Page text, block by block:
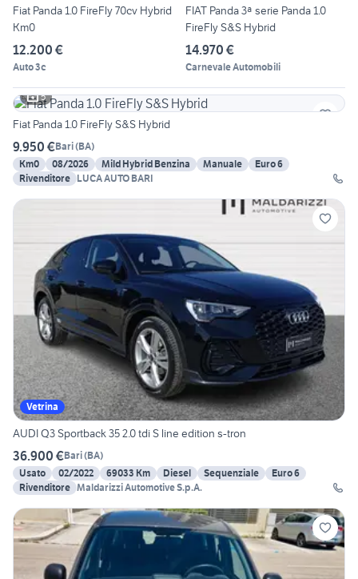
Fiat Panda 1.0 FireFly 70cv Hybrid
Km0
12.200 €
Auto 3c
FIAT Panda 3ª serie Panda 1.0
FireFly S&S Hybrid
14.970 €
Carnevale Automobili
5
Fiat Panda 1.0 FireFly S&S Hybrid
9.950 €Bari(BA)
Km0
08/2026 Mild Hybrid Benzina Manuale
Euro 6
Rivenditore LUCA AUTO BARI
Vetrina
AUDI Q3 Sportback 35 2.0 tdi S line edition s-tron
36.900 €Bari(BA)
Usato
02/2022 69033 Km Diesel Sequenziale
Euro 6
Rivenditore Maldarizzi Automotive S.p.A.